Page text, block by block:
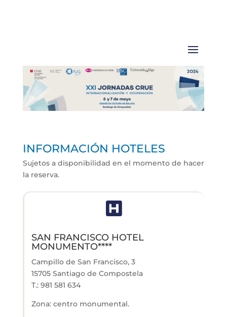
INFORMACIÓN HOTELES
Sujetos a disponibilidad en el momento de hacer
la reserva.

SAN FRANCISCO HOTEL
MONUMENTO****
Campillo de San Francisco, 3
15705 Santiago de Compostela
T.: 981 581 634
Zona: centro monumental.